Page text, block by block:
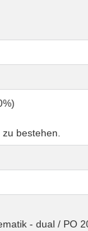
bestehen.
- dual / PO